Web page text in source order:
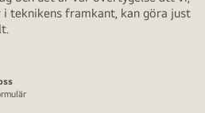
teknikens framkant, kan göra just